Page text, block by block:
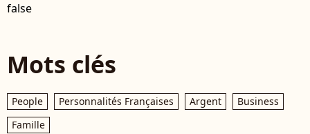
false
Mots clés
People Personnalités Françaises Argent
Business
Famille